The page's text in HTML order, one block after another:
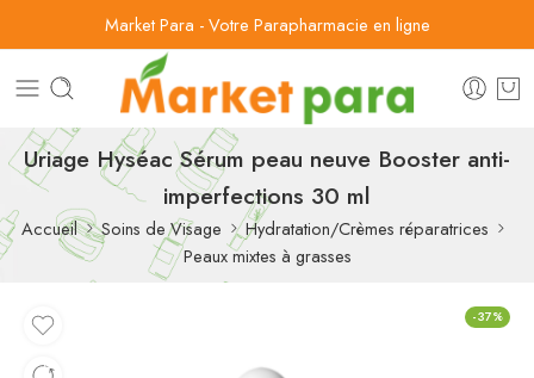
Market Para - Votre Parapharmacie en ligne
Uriage Hyséac Sérum peau neuve Booster anti-
imperfections 30 ml
Accueil Soins de Visage
Hydratation/Crèmes réparatrices
Peaux mixtes à grasses
-37%